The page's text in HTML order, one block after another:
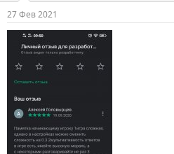
27 Фев 2021